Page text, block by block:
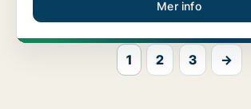
Mer info
1 2 3 →